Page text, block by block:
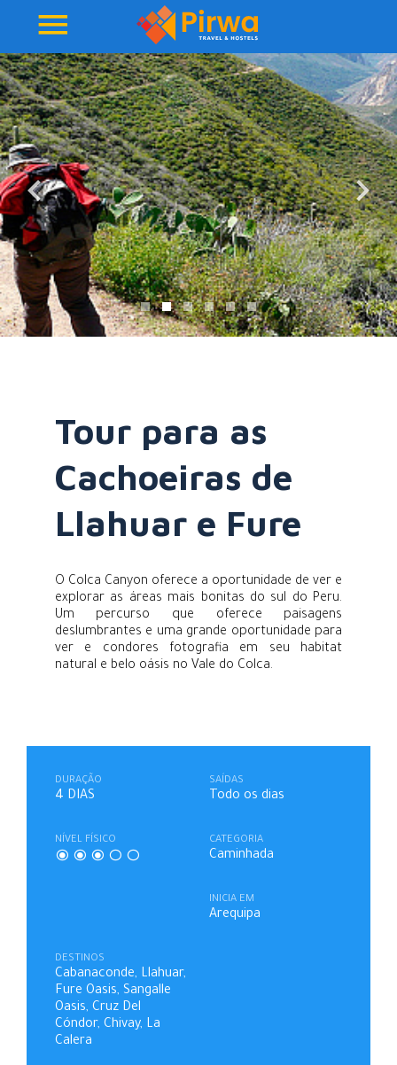
Tour para as
Cachoeiras de
Llahuar e Fure
O Colca Canyon oferece a oportunidade de ver e
explorar as áreas mais bonitas do sul do Peru.
Um percurso que oferece paisagens
deslumbrantes e uma grande oportunidade para
ver e condores fotografia em seu habitat
natural e belo oásis no Vale do Colca.
DURAÇÃO
4 DIAS
SAÍDAS
Todo os dias
NÍVEL FÍSICO CATEGORIA
Caminhada
INICIA EM
Arequipa
DESTINOS
Cabanaconde, Llahuar,
Fure Oasis, Sangalle
Oasis, Cruz Del
Cóndor, Chivay, La
Calera